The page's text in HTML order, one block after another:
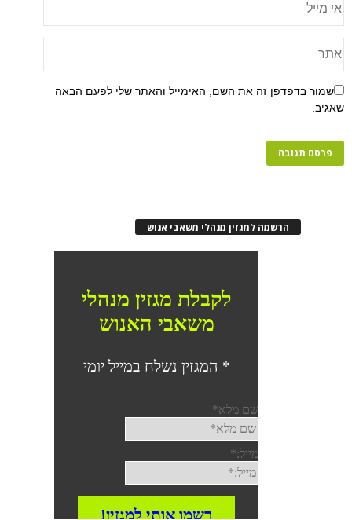
שמור בדפדפן זה את השם, האימייל והאתר שלי לפעם הבאה
שאגיב.
הרשמה למגזין מנהלי משאבי אנוש